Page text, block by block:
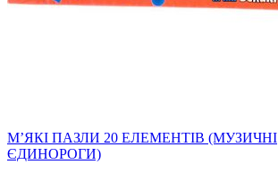
МʼЯКІ ПАЗЛИ 20 ЕЛЕМЕНТІВ (МУЗИЧНІ
ЄДИНОРОГИ)